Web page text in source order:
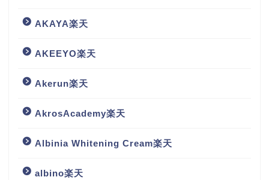
AKAYA楽天
AKEEYO楽天
Akerun楽天
AkrosAcademy楽天
Albinia Whitening Cream楽天
albino楽天